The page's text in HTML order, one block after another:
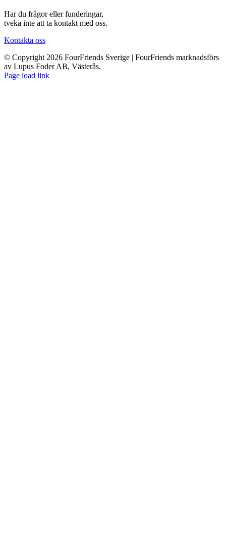
Har du frågor eller funderingar,
tveka inte att ta kontakt med oss.
Kontakta oss
© Copyright 2026 FourFriends Sverige | FourFriends marknadsförs
av Lupus Foder AB, Västerås.
Page load link